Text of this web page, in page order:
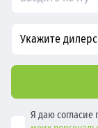
Укажите
Я даю согласие